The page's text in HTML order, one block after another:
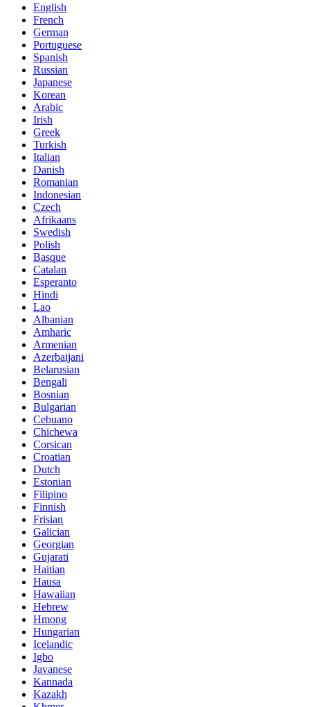
English
French
German
Portuguese
Spanish
Russian
Japanese
Korean
Arabic
Irish
Greek
Turkish
Italian
Danish
Romanian
Indonesian
Czech
Afrikaans
Swedish
Polish
Basque
Catalan
Esperanto
Hindi
Lao
Albanian
Amharic
Armenian
Azerbaijani
Belarusian
Bengali
Bosnian
Bulgarian
Cebuano
Chichewa
Corsican
Croatian
Dutch
Estonian
Filipino
Finnish
Frisian
Galician
Georgian
Gujarati
Haitian
Hausa
Hawaiian
Hebrew
Hmong
Hungarian
Icelandic
Igbo
Javanese
Kannada
Kazakh